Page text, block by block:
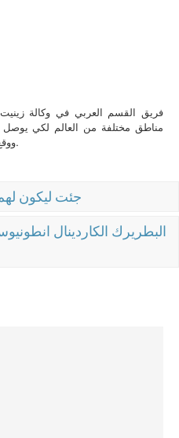
فريق القسم العربي في وكالة
مناطق مختلفة من العالم لكي
ووقع صدى الإنجيل الحي.
"جئت ليكون
البطريرك الكاردينال